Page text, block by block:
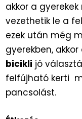
akkor a
vezethetik le a
ezek után még
gyerekben,
bicikli jó
felfújható kerti
pancsolást.